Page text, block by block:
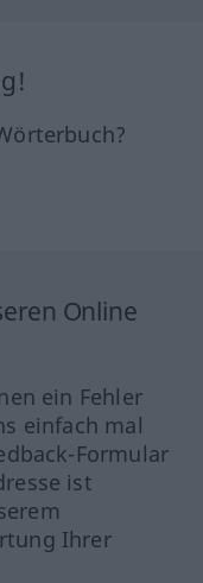
Online
ein Fehler
einfach mal
Formular
ist
Ihrer